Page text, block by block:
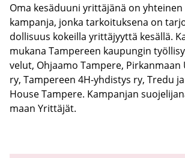
Oma ke­sä­duu­ni yrit­tä­jä­nä on
kam­pan­ja, jonka tar­koi­tuk­se­na on
dol­li­suus ko­keil­la yrit­tä­jyyt­tä ke­säl­lä.
mu­ka­na Tam­pe­reen kau­pun­gin
ve­lut, Oh­jaa­mo Tam­pe­re, Pir­kan­maan
ry, Tam­pe­reen 4H-​yhdistys ry, Tredu
House Tam­pe­re. Kam­pan­jan
maan Yrit­tä­jät.